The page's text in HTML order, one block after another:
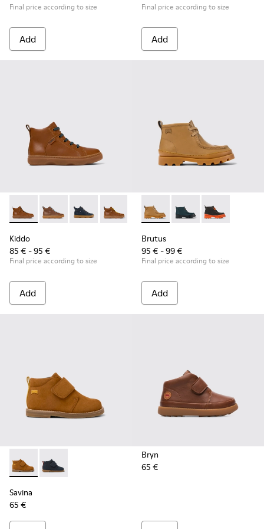
Final price according to size
Add
Final price according to size
Add
Kiddo - K900189-020 - Brown leather ankle boots for kids
Kiddo - K900189-028 - Brown Leather Ankle Boots
Kiddo - K900189-026
Kiddo - K900189-025 - Brown
Kiddo - K900189-021
Kiddo - K900189-018
Kiddo -Kiddo -
Kiddo
85 € - 95 €
Final price according to size
Add
Brutus - K900357-002 -
Brutus - K900357-
Brutus -
Brutus
95 € - 99 €
Final price according to size
Add
Savina - K900315-001 - Brown nubuck boots
Savina - K900315-002
Savina
65 €
Bryn
65 €